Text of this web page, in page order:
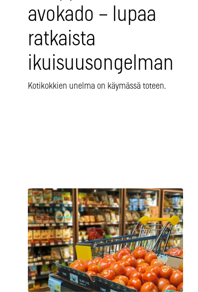
avokado – lupaa
ratkaista
ikuisuusongelman
Kotikokkien unelma on käymässä toteen.